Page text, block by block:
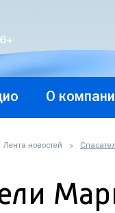
О
Лента новостей